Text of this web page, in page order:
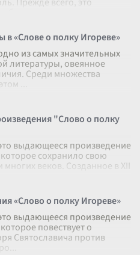
«Слове о полку Игореве»
из самых значительных
литературы, овеянное
Среди множества
"Слово о полку
выдающееся произведение
сохранило свою
веков. Созданное в XII
«Слово о полку Игореве»
выдающееся произведение
повествует о
Святославича против